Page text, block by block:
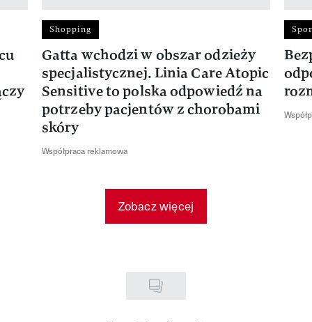
Shopping
Gatta wchodzi w obszar odzieży
specjalistycznej. Linia Care Atopic
Sensitive to polska odpowiedź na
potrzeby pacjentów z chorobami
skóry
Współpraca reklamowa
Zobacz więcej